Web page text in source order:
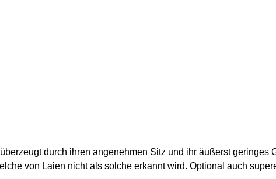
durch ihren angenehmen Sitz und ihr äußerst
von Laien nicht als solche erkannt wird. Optional auch